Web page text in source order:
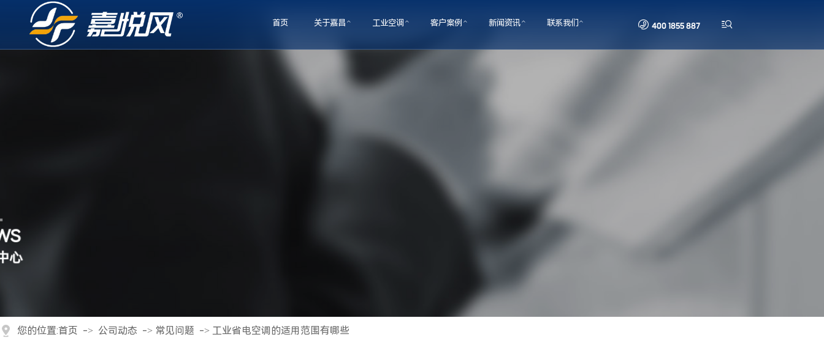
首页 关于嘉昌
合作伙伴
工业空调
工业大风扇
客户案例
物流仓库
新闻资讯
工业空调知识
联系我们  400 1855 887 
心
您的位置:首页 -> 公司动态 -> 常见问题 -> 工业省电空调的适用范围有哪些